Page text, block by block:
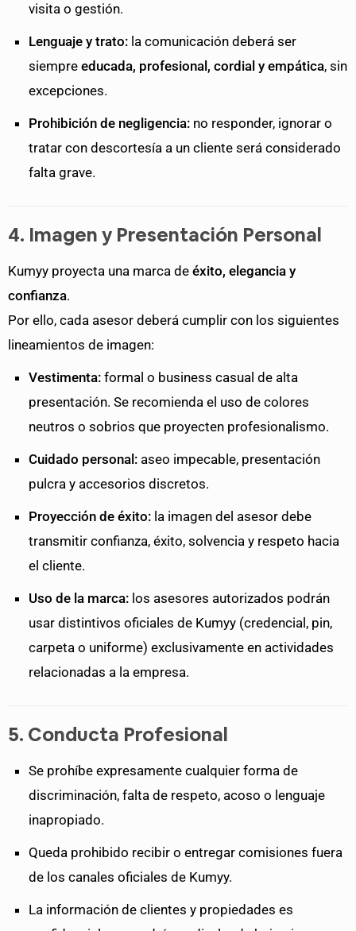
visita o gestión.
Lenguaje y trato: la comunicación deberá ser
siempreeducada, profesional, cordial y empática, sin
excepciones.
Prohibición de negligencia: no responder, ignorar o
tratar con descortesía a un cliente será considerado
falta grave.
4. Imagen y Presentación Personal
Kumyy proyecta una marca deéxito, elegancia y
confianza.
Por ello, cada asesor deberá cumplir con los siguientes
lineamientos de imagen:
Vestimenta: formal o business casual de alta
presentación. Se recomienda el uso de colores
neutros o sobrios que proyecten profesionalismo.
Cuidado personal: aseo impecable, presentación
pulcra y accesorios discretos.
Proyección de éxito: la imagen del asesor debe
transmitir confianza, éxito, solvencia y respeto hacia
el cliente.
Uso de la marca: los asesores autorizados podrán
usar distintivos oficiales de Kumyy (credencial, pin,
carpeta o uniforme) exclusivamente en actividades
relacionadas a la empresa.
5. Conducta Profesional
Se prohíbe expresamente cualquier forma de
discriminación, falta de respeto, acoso o lenguaje
inapropiado.
Queda prohibido recibir o entregar comisiones fuera
de los canales oficiales de Kumyy.
La información de clientes y propiedades es